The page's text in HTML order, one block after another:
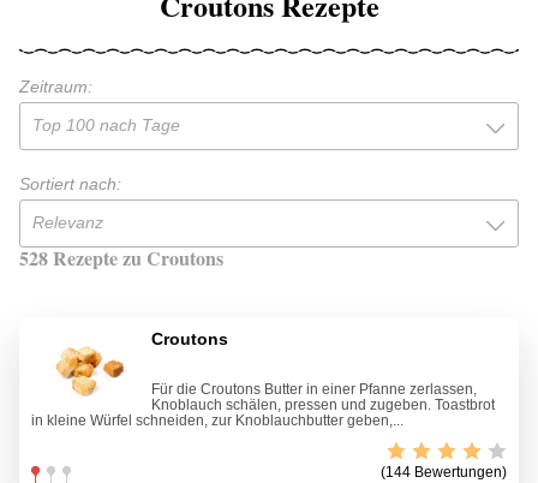
Zeitraum:
Top 100 nach Tage
Sortiert nach:
Relevanz
528 Rezepte zu Croutons
Croutons
Für die Croutons Butter in einer Pfanne zerlassen,
Knoblauch schälen, pressen und zugeben. Toastbrot
in kleine Würfel schneiden, zur Knoblauchbutter geben,...
(144 Bewertungen)